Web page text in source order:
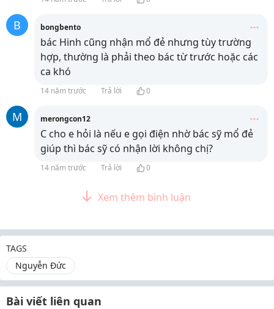
B bongbento
bác Hinh cũng nhận mổ đẻ nhưng tùy trường
hợp, thường là phải theo bác từ trước hoặc các
ca khó
14 năm trước Trả lời 0
M merongcon12
C cho e hỏi là nếu e gọi điện nhờ bác sỹ mổ đẻ
giúp thì bác sỹ có nhận lời không chị?
14 năm trước Trả lời 0
Xem thêm bình luận
TAGS
Nguyễn Đức
Bài viết liên quan